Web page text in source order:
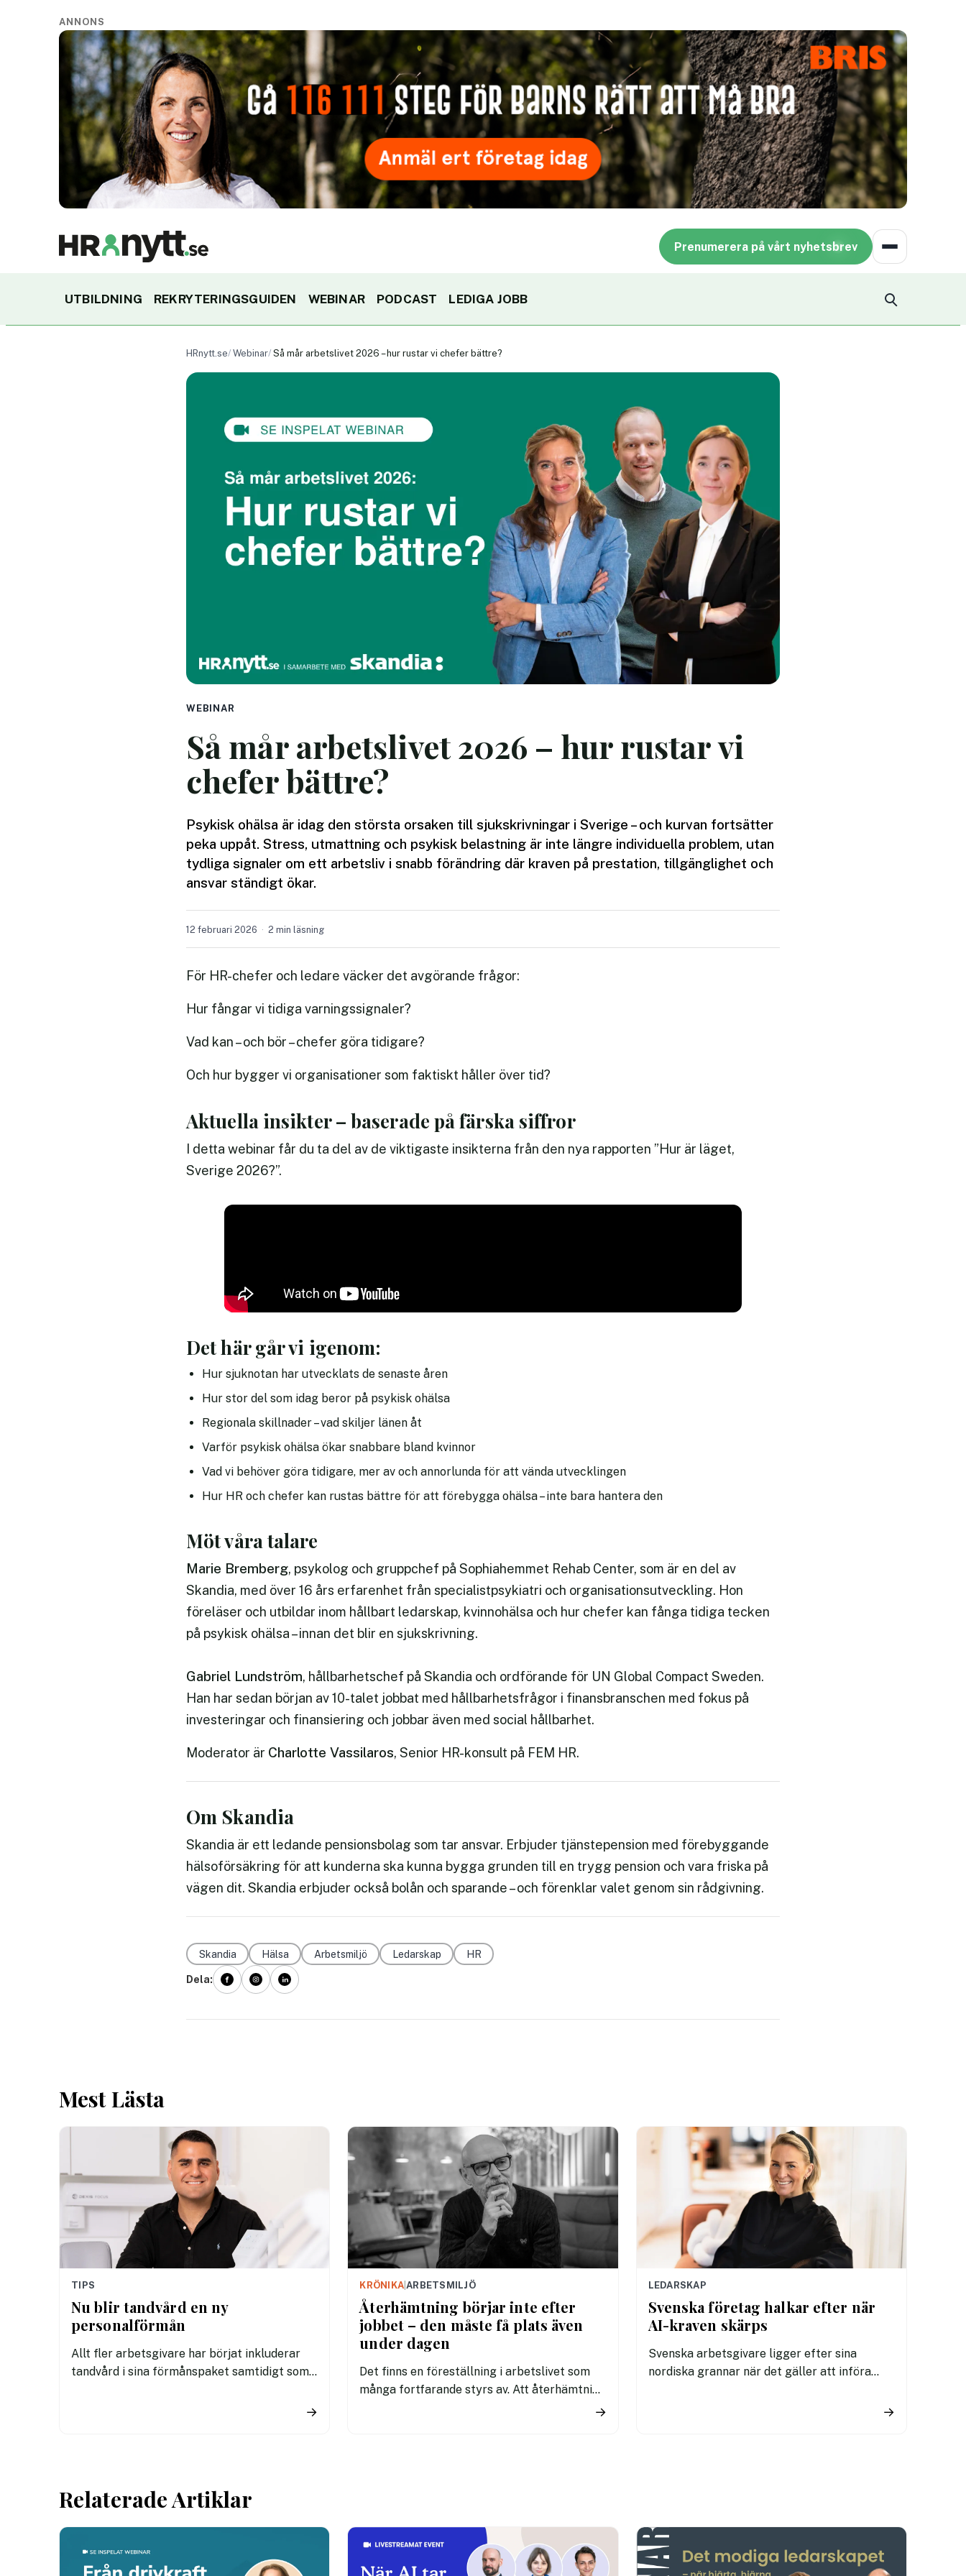
ANNONS
Prenumerera på vårt nyhetsbrev
UTBILDNING REKRYTERINGSGUIDEN WEBINAR PODCAST LEDIGA JOBB
HRnytt.se Webinar Så mår arbetslivet 2026 – hur rustar vi chefer bättre?
WEBINAR
Så mår arbetslivet 2026 – hur rustar vi
chefer bättre?
Psykisk ohälsa är idag den största orsaken till sjukskrivningar i Sverige – och kurvan fortsätter
peka uppåt. Stress, utmattning och psykisk belastning är inte längre individuella problem, utan
tydliga signaler om ett arbetsliv i snabb förändring där kraven på prestation, tillgänglighet och
ansvar ständigt ökar.
12 februari 2026 2 min läsning
För HR-chefer och ledare väcker det avgörande frågor:
Hur fångar vi tidiga varningssignaler?
Vad kan – och bör – chefer göra tidigare?
Och hur bygger vi organisationer som faktiskt håller över tid?
Aktuella insikter – baserade på färska siffror
I detta webinar får du ta del av de viktigaste insikterna från den nya rapporten ”Hur är läget,
Sverige 2026?”.
Det här går vi igenom:
Hur sjuknotan har utvecklats de senaste åren
Hur stor del som idag beror på psykisk ohälsa
Regionala skillnader – vad skiljer länen åt
Varför psykisk ohälsa ökar snabbare bland kvinnor
Vad vi behöver göra tidigare, mer av och annorlunda för att vända utvecklingen
Hur HR och chefer kan rustas bättre för att förebygga ohälsa – inte bara hantera den
Möt våra talare
Marie Bremberg, psykolog och gruppchef på Sophiahemmet Rehab Center, som är en del av
Skandia, med över 16 års erfarenhet från specialistpsykiatri och organisationsutveckling. Hon
föreläser och utbildar inom hållbart ledarskap, kvinnohälsa och hur chefer kan fånga tidiga tecken
på psykisk ohälsa – innan det blir en sjukskrivning.
Gabriel Lundström, hållbarhetschef på Skandia och ordförande för UN Global Compact Sweden.
Han har sedan början av 10-talet jobbat med hållbarhetsfrågor i finansbranschen med fokus på
investeringar och finansiering och jobbar även med social hållbarhet.
Moderator är Charlotte Vassilaros, Senior HR-konsult på FEM HR.
Om Skandia
Skandia är ett ledande pensionsbolag som tar ansvar. Erbjuder tjänstepension med förebyggande
hälsoförsäkring för att kunderna ska kunna bygga grunden till en trygg pension och vara friska på
vägen dit. Skandia erbjuder också bolån och sparande – och förenklar valet genom sin rådgivning.
Skandia Hälsa Arbetsmiljö Ledarskap HR
Dela:
Mest Lästa
TIPS
Nu blir tandvård en ny
personalförmån
Allt fler arbetsgivare har börjat inkluderar
tandvård i sina förmånspaket samtidigt som
→
KRÖNIKA |ARBETSMILJÖ
Återhämtning börjar inte efter
jobbet – den måste få plats även
under dagen
Det finns en föreställning i arbetslivet som
många fortfarande styrs av. Att återhämtning
→
LEDARSKAP
Svenska företag halkar efter när
AI-kraven skärps
Svenska arbetsgivare ligger efter sina
nordiska grannar när det gäller att införa
→
Relaterade Artiklar